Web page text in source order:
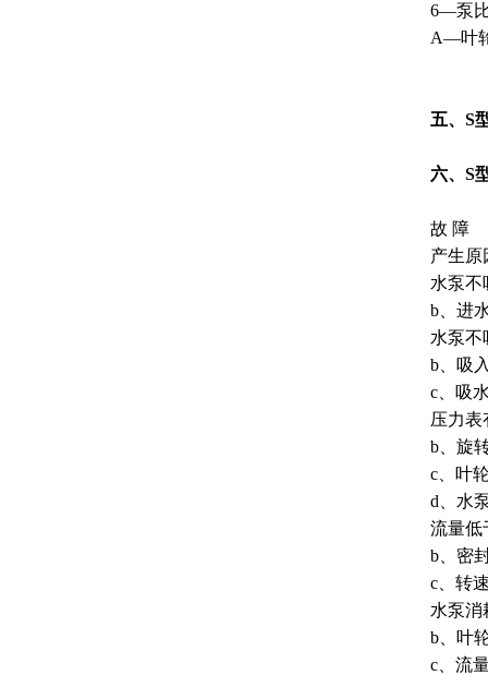
6—泵
A—叶
五、S
六、S
故 障
产生原
水泵不
b、进
水泵不
b、吸
c、吸
压力表
b、旋
c、叶
d、水
流量低
b、密
c、转
水泵消
b、叶
c、流